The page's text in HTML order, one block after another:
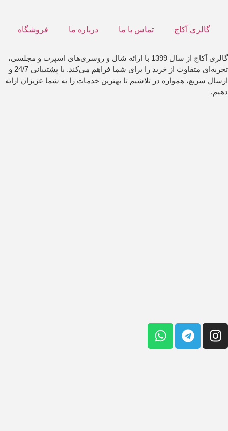
گالری آکاج تماس با ما درباره ما فروشگاه
گالری آکاج از سال 1399 با ارائه شال و روسری‌های اسپرت و مجلسی،
تجربه‌ای متفاوت از خرید را برای شما فراهم می‌کند. با پشتیبانی 24/7 و
ارسال سریع، همواره در تلاشیم تا بهترین خدمات را به شما عزیزان ارائه
دهیم.